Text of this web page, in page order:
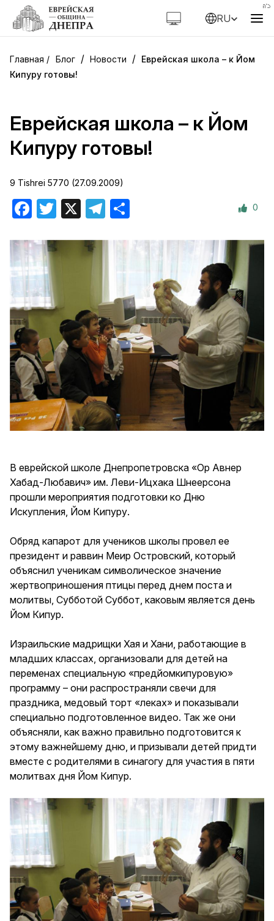
RU
Блог / Новости / Еврейская школа – к Йом
Кипуру готовы!
Еврейская школа – к Йом
Кипуру готовы!
9 Tishrei 5770 (27.09.2009)
Facebook
Twitter Telegram 0
В еврейской школе Днепропетровска «Ор Авнер
Хабад-Любавич» им. Леви-Ицхака Шнеерсона
прошли мероприятия подготовки ко Дню
Искупления, Йом Кипуру.
Обряд капарот для учеников школы провел ее
президент и раввин Меир Островский, который
объяснил ученикам символическое значение
жертвоприношения птицы перед днем поста и
молитвы, Субботой Суббот, каковым является день
Йом Кипур.
Израильские мадрищки Хая и Хани, работающие в
младших классах, организовали для детей на
переменах специальную «предйомкипуровую»
программу – они распространяли свечи для
праздника, медовый торт «леках» и показывали
специально подготовленное видео. Так же они
объясняли, как важно правильно подготовится к
этому важнейшему дню, и призывали детей придти
вместе с родителями в синагогу для участия в пяти
молитвах дня Йом Кипур.